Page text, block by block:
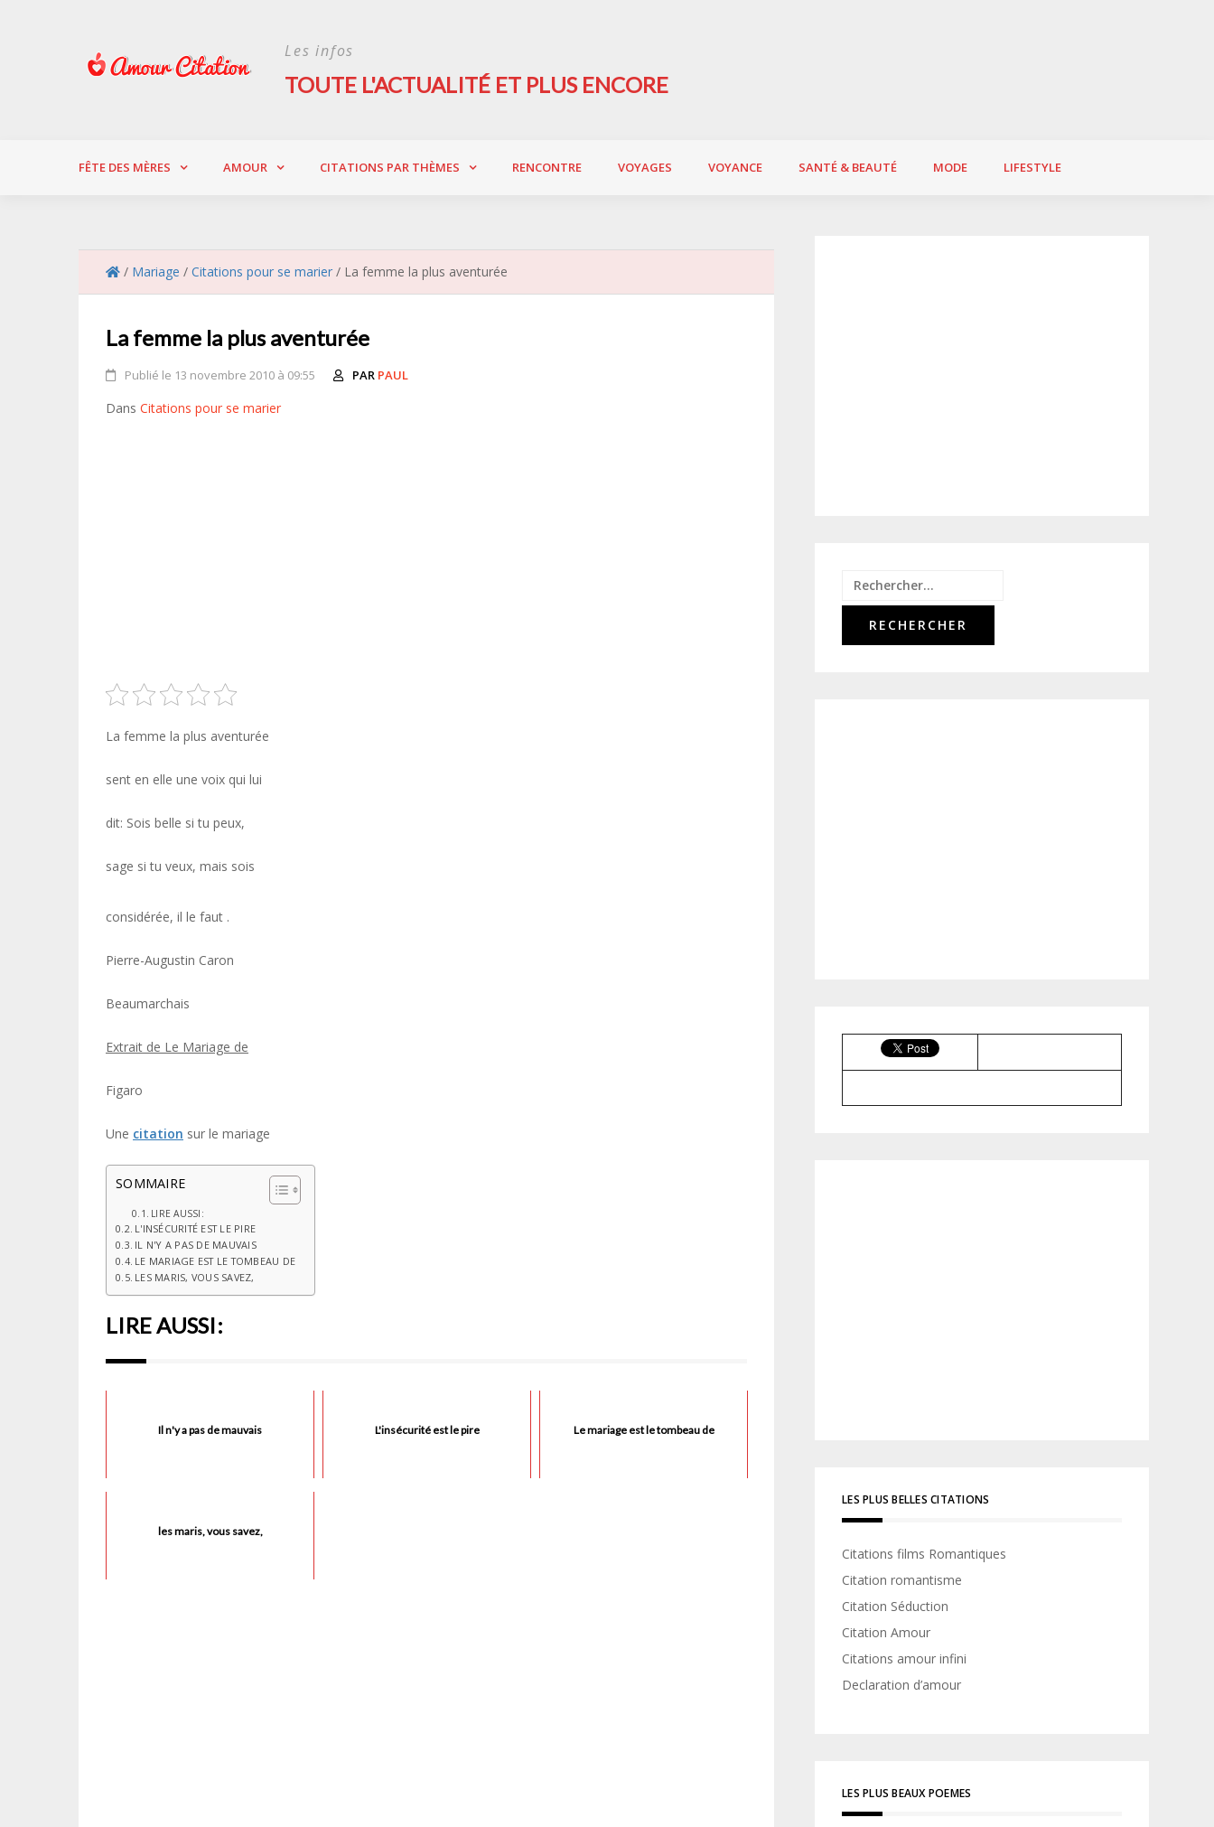
Les infos
TOUTE L'ACTUALITÉ ET PLUS ENCORE
FÊTE DES MÈRES AMOUR CITATIONS PAR THÈMES RENCONTRE VOYAGES VOYANCE SANTÉ & BEAUTÉ MODE LIFESTYLE
/ Mariage / Citations pour se marier / La femme la plus aventurée
La femme la plus aventurée
Publié le 13 novembre 2010 à 09:55 PAR PAUL
Dans Citations pour se marier
La femme la plus aventurée
sent en elle une voix qui lui
dit: Sois belle si tu peux,
sage si tu veux, mais sois
considérée, il le faut .
Pierre-Augustin Caron
Beaumarchais
Extrait de Le Mariage de
Figaro
Une citation sur le mariage
SOMMAIRE
LIRE AUSSI:
L'INSÉCURITÉ EST LE PIRE
IL N'Y A PAS DE MAUVAIS
LE MARIAGE EST LE TOMBEAU DE
LES MARIS, VOUS SAVEZ,
LIRE AUSSI:
Il n'y a pas de mauvais L'insécurité est le pire Le mariage est le tombeau de
les maris, vous savez,
Rechercher :
LES PLUS BELLES CITATIONS
Citations films Romantiques
Citation romantisme
Citation Séduction
Citation Amour
Citations amour infini
Declaration d’amour
LES PLUS BEAUX POEMES